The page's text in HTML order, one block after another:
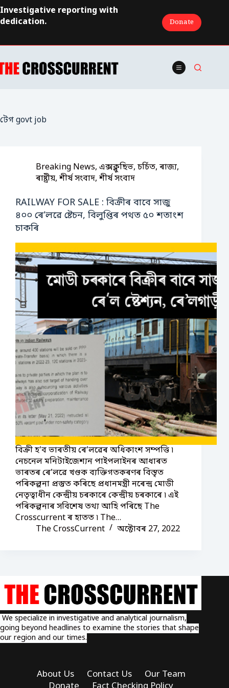
Skip
to
content
Investigative reporting with
dedication.
Donate
টেগgovt job
Breaking News, এক্সক্লুছিভ, চৰ্চিত, ৰাজ্য,
ৰাষ্ট্ৰীয়,শীৰ্ষ সংবাদ,শীৰ্ষ সংবাদ
RAILWAY FOR SALE : বিক্ৰীৰ বাবে সাজু
৪০০ ৰে’লৱে ষ্টেচন, বিলুপ্তিৰ পথত ৫০ শতাংশ
চাকৰি
বিক্ৰী হ’ব ভাৰতীয় ৰে’লৱেৰ অধিকাংশ সম্পত্তি ৷
নেচনেল মনিটাইজেশ্যন পাইপলাইনৰ আধাৰত
ভাৰতৰ ৰে’লৱে খণ্ডক ব্যক্তিগতকৰণৰ বিস্তৃত
পৰিকল্পনা প্ৰস্তুত কৰিছে প্ৰধানমন্ত্ৰী নৰেন্দ্ৰ মোডী
নেতৃত্বাধীন কেন্দ্ৰীয় চৰকাৰে কেন্দ্ৰীয় চৰকাৰে ৷ এই
পৰিকল্পনাৰ সবিশেষ তথ্য আহি পৰিছে The
Crosscurrent ৰ হাতত ৷ The…
The CrossCurrent
অক্টোবৰ 27, 2022
We specialize in investigative and analytical journalism,
going beyond headlines to examine the stories that shape
our region and our times.
About Us Contact Us
Our Team